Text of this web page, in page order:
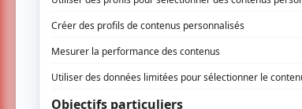
Santa Teresa donne rendez-vous
programme : Death From Above